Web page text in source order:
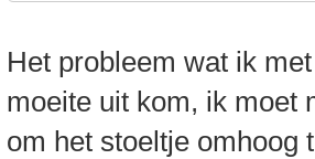
Het probleem wat ik
moeite uit kom, ik moet
om het stoeltje omhoog